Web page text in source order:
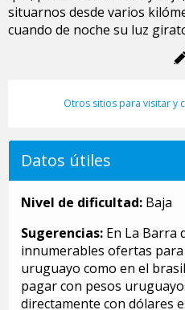
situarnos desde varios
cuando de noche su luz
Otros sitios para visitar y
Datos útiles
Nivel de dificultad: Baja
Sugerencias: En La Barra
innumerables ofertas
uruguayo como en el
pagar con pesos
directamente con dólares